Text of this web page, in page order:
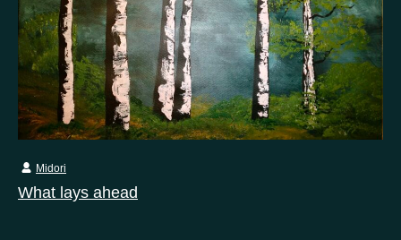
What lays ahead
Midori